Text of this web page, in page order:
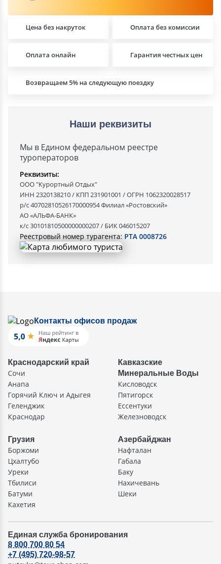
Цена без накруток Оплата без комиссии
Возвращаем 5% на следующую поездку
Оплата онлайн Гарантия честных цен
Наши реквизиты
Мы в Едином федеральном реестре
туроператоров
Реквизиты:
ООО "Курортный Отдых"
ИНН 2320138210 / КПП 231901001 / ОГРН 1062320028517
р/с 40702810526170000954 Филиал «Ростовский»
АО «АЛЬФА-БАНК»
к/с 30101810500000000207 / БИК 046015207
Реестровый номер турагента: РТА 0008726
Контакты офисов продаж
Краснодарский край
Сочи
Анапа
Горячий Ключ и Адыгея
Геленджик
Краснодар
Кавказские
Минеральные Воды
Кисловодск
Пятигорск
Ессентуки
Железноводск
Грузия
Боржоми
Цхалтубо
Уреки
Тбилиси
Батуми
Кахетия
Азербайджан
Нафталан
Габала
Баку
Нахичевань
Шеки
Единая служба бронирования
8 800 700 80 54
+7 (495) 720-98-57